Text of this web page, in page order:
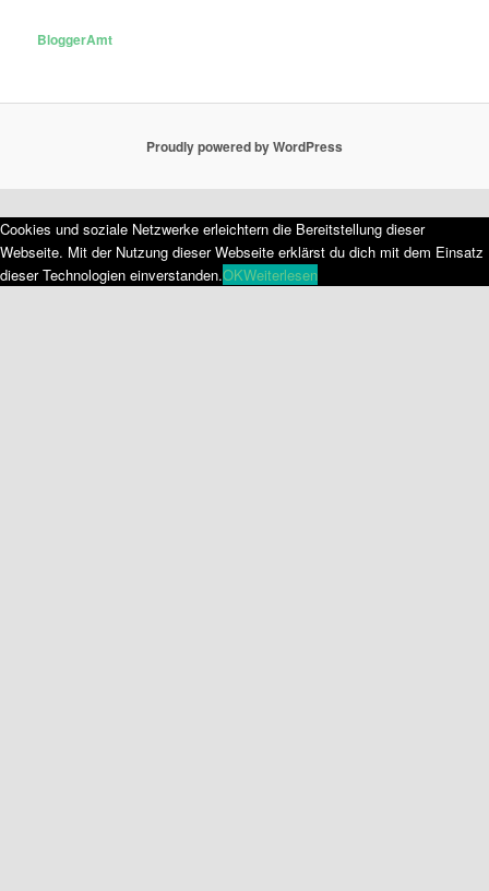
BloggerAmt
Proudly powered by WordPress
Cookies und soziale Netzwerke erleichtern die Bereitstellung dieser
Webseite. Mit der Nutzung dieser Webseite erklärst du dich mit dem Einsatz
dieser Technologien einverstanden.OKWeiterlesen